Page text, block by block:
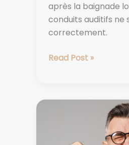
après la baignade
conduits auditifs ne
correctement.
Read Post »